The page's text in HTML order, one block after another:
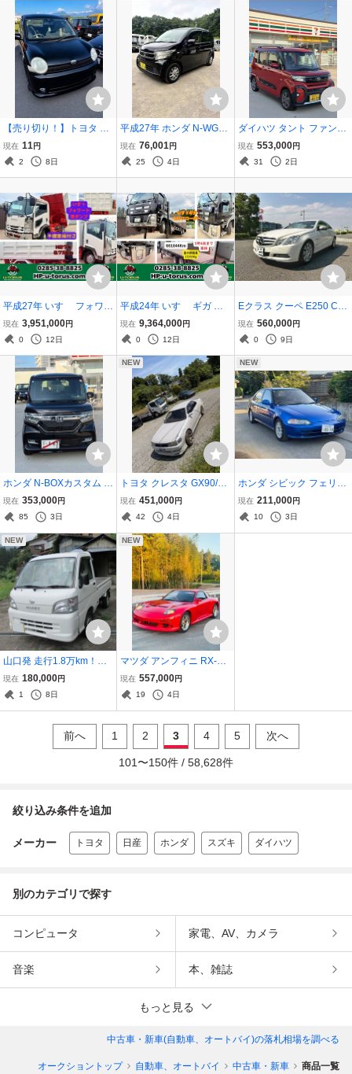
ルーフ 車検2年付
【売り切り！】トヨタ シ
エンタ Xリミテッド NCP
81G 1.5L 車検令和9年2月
現在 11 円
2
8日
平成27年 ホンダ N-WGN
G DBA-JH1 車検R8年11
月 80150km ナビ TV スマ
ートキー プッシュスター
現在 76,001 円
25
4日
ダイハツ タント ファンク
ロス ターボ R6年 3.2万k
m 車検R9年7月 両側パワ
スラ ナビBカメラ
現在 553,000円
31
2日
平成27年 いすゞ フォワー
ド H27年フォワード土砂
禁深ダンプ|予備車検付
現在 3,951,000円
0
12日
平成24年 いすゞ ギガ 車
検R9.4ギガセルフロ-ダ-1
3.2t
現在 9,364,000円
0
12日
Eクラス クーペ E250 CGI
ターボ 希少内装色オプシ
ョン茶革シート 車検付 名
車 交換も
現在 560,000円
0
9日
ホンダ N-BOXカスタム JF
3 G・Lターボ ホンダセン
シング 自走可能 書類付き
現在 353,000円
85
3日
NEW
トヨタ クレスタ GX90/JZ
X90 1JZ-GTE R154 5速M
T LSD 公認 自走可 書類付
き JZX100
現在 451,000円
42
4日
NEW
ホンダ シビック フェリオ
EG8 VTi VTEC 車検付
き・自走可能・修復歴な
現在 211,000円
10
3日
NEW
山口発 走行1.8万km！車
検R9年7月 ハイゼットト
ラック 4WD 5速MT 平成2
1年 諸費用込み 個人出品
現在 180,000円
1
8日
NEW
マツダ アンフィニ RX-7 F
D3S タイプR 5速MT 自走
可能 書類付き
現在 557,000円
19
4日
前へ 1 2 3 4 5 次へ
101 〜150件 / 58,628件
絞り込み条件を追加
メーカー トヨタ 日産 ホンダ スズキ ダイハツ
別のカテゴリで探す
コンピュータ 家電、AV、カメラ
音楽 本、雑誌
もっと見る
中古車・新車(自動車、オートバイ)の落札相場を調べる
オークショントップ 自動車、オートバイ 中古車・新車 商品一覧